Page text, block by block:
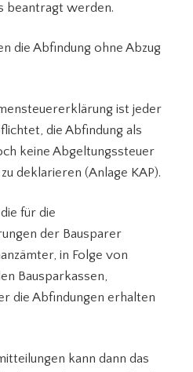
beantragt werden.
die Abfindung ohne Abzug
ist jeder
die Abfindung als
keine Abgeltungssteuer
deklarieren (Anlage KAP).
für die
der Bausparer
in Folge von
Bausparkassen,
die Abfindungen erhalten
kann dann das